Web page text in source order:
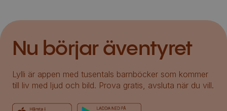
Nu börjar äventyret
Lylli är appen med tusentals barnböcker som kommer
till liv med ljud och bild. Prova gratis, avsluta när du vill.